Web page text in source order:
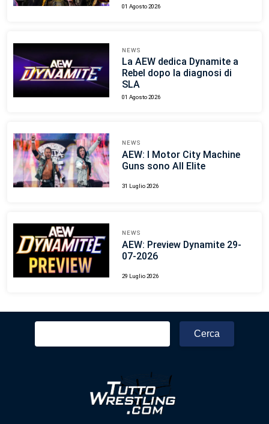
01 Agosto 2026
NEWS
La AEW dedica Dynamite a
Rebel dopo la diagnosi di
SLA
01 Agosto 2026
NEWS
AEW: I Motor City Machine
Guns sono All Elite
31 Luglio 2026
NEWS
AEW: Preview Dynamite 29-
07-2026
29 Luglio 2026